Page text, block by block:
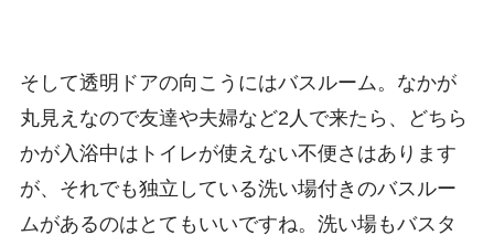
そして透明ドアの向こうにはバスルーム。なかが
丸見えなので友達や夫婦など2人で来たら、どちら
かが入浴中はトイレが使えない不便さはあります
が、それでも独立している洗い場付きのバスルー
ムがあるのはとてもいいですね。洗い場もバスタ